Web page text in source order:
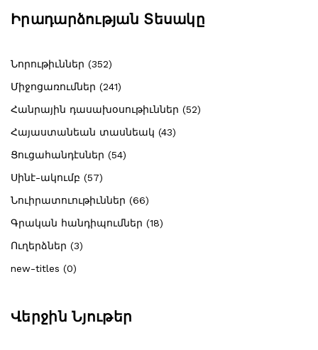
Իրադարձության Տեսակը
Նորութիւններ (352)
Միջոցառումներ (241)
Հանրային դասախօսութիւններ (52)
Հայաստանեան տասնեակ (43)
Ցուցահանդէսներ (54)
Սինէ-ակումբ (57)
Նուիրատուութիւններ (66)
Գրական հանդիպումներ (18)
Ուղերձներ (3)
new-titles (0)
Վերջին Նյութեր